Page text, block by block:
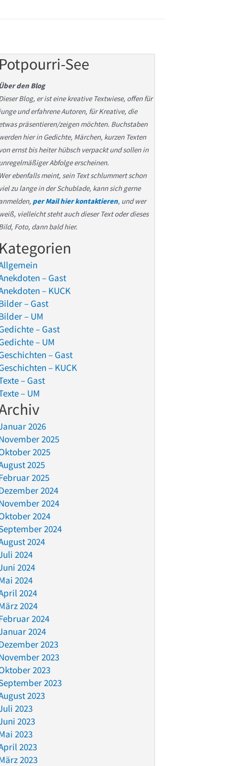
Potpourri-See
Über den Blog
Blog, er ist eine kreative Textwiese, offen für
und erfahrene Autoren, für Kreative, die
präsentieren/zeigen möchten. Buchstaben
werden hier in Gedichte, Märchen, kurzen Texten
von ernst bis heiter hübsch verpackt und sollen in
Abfolge erscheinen.
Wer ebenfalls meint, sein Text schlummert schon
viel zu lange in der Schublade, kann sich gerne
per Mail hier kontaktieren, und wer
weiß, vielleicht steht auch dieser Text oder dieses
Foto, dann bald hier.
Kategorien
– Gast
– KUCK
– Gast
– UM
– Gast
– UM
– Gast
– KUCK
– Gast
– UM
2026
2025
2025
2025
2025
2024
2024
2024
2024
2024
2024
2024
2024
2024
2024
2024
2024
2023
2023
2023
2023
2023
2023
2023
2023
2023
2023